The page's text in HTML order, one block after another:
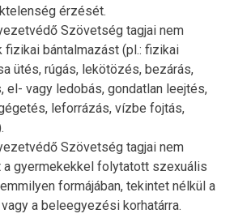
érzését.
Szövetség tagjai nem
fizikai bántalmazást (pl.: fizikai
ütés, rúgás, lekötözés, bezárás,
el- vagy ledobás, gondatlan leejtés,
leforrázás, vízbe fojtás,
Szövetség tagjai nem
gyermekekkel folytatott szexuális
formájában, tekintet nélkül a
a beleegyezési korhatárra.